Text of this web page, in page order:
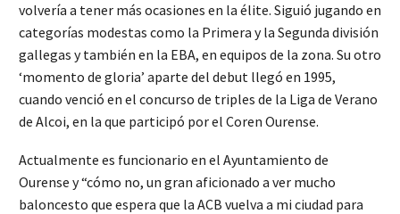
volvería a tener más ocasiones en la élite. Siguió jugando en
categorías modestas como la Primera y la Segunda división
gallegas y también en la EBA, en equipos de la zona. Su otro
‘momento de gloria’ aparte del debut llegó en 1995,
cuando venció en el concurso de triples de la Liga de Verano
de Alcoi, en la que participó por el Coren Ourense.
Actualmente es funcionario en el Ayuntamiento de
Ourense y “cómo no, un gran aficionado a ver mucho
baloncesto que espera que la ACB vuelva a mi ciudad para